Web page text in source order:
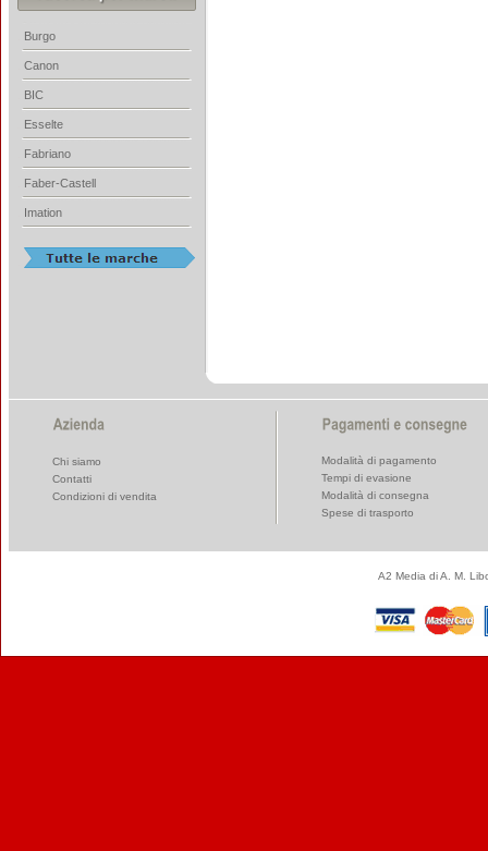
Burgo
Canon
BIC
Esselte
Fabriano
Faber-Castell
Imation
Chi siamo
Contatti
Condizioni di vendita
Modalità di pagamento
Tempi di evasione
Modalità di consegna
Spese di trasporto
A2 Media di A. M.